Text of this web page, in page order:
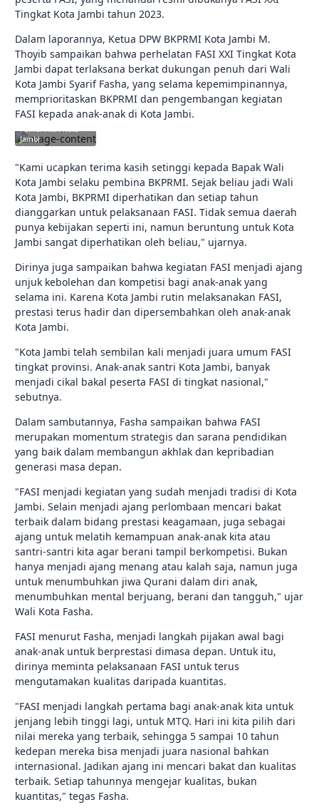
Tingkat Kota Jambi tahun 2023.
Dalam laporannya, Ketua DPW BKPRMI Kota Jambi M.
Thoyib sampaikan bahwa perhelatan FASI XXI Tingkat Kota
Jambi dapat terlaksana berkat dukungan penuh dari Wali
Kota Jambi Syarif Fasha, yang selama kepemimpinannya,
memprioritaskan BKPRMI dan pengembangan kegiatan
FASI kepada anak-anak di Kota Jambi.
jambikota.go.id |
Jambi
"Kami ucapkan terima kasih setinggi kepada Bapak Wali
Kota Jambi selaku pembina BKPRMI. Sejak beliau jadi Wali
Kota Jambi, BKPRMI diperhatikan dan setiap tahun
dianggarkan untuk pelaksanaan FASI. Tidak semua daerah
punya kebijakan seperti ini, namun beruntung untuk Kota
Jambi sangat diperhatikan oleh beliau," ujarnya.
Dirinya juga sampaikan bahwa kegiatan FASI menjadi ajang
unjuk kebolehan dan kompetisi bagi anak-anak yang
selama ini. Karena Kota Jambi rutin melaksanakan FASI,
prestasi terus hadir dan dipersembahkan oleh anak-anak
Kota Jambi.
"Kota Jambi telah sembilan kali menjadi juara umum FASI
tingkat provinsi. Anak-anak santri Kota Jambi, banyak
menjadi cikal bakal peserta FASI di tingkat nasional,"
sebutnya.
Dalam sambutannya, Fasha sampaikan bahwa FASI
merupakan momentum strategis dan sarana pendidikan
yang baik dalam membangun akhlak dan kepribadian
generasi masa depan.
"FASI menjadi kegiatan yang sudah menjadi tradisi di Kota
Jambi. Selain menjadi ajang perlombaan mencari bakat
terbaik dalam bidang prestasi keagamaan, juga sebagai
ajang untuk melatih kemampuan anak-anak kita atau
santri-santri kita agar berani tampil berkompetisi. Bukan
hanya menjadi ajang menang atau kalah saja, namun juga
untuk menumbuhkan jiwa Qurani dalam diri anak,
menumbuhkan mental berjuang, berani dan tangguh," ujar
Wali Kota Fasha.
FASI menurut Fasha, menjadi langkah pijakan awal bagi
anak-anak untuk berprestasi dimasa depan. Untuk itu,
dirinya meminta pelaksanaan FASI untuk terus
mengutamakan kualitas daripada kuantitas.
"FASI menjadi langkah pertama bagi anak-anak kita untuk
jenjang lebih tinggi lagi, untuk MTQ. Hari ini kita pilih dari
nilai mereka yang terbaik, sehingga 5 sampai 10 tahun
kedepan mereka bisa menjadi juara nasional bahkan
internasional. Jadikan ajang ini mencari bakat dan kualitas
terbaik. Setiap tahunnya mengejar kualitas, bukan
kuantitas," tegas Fasha.